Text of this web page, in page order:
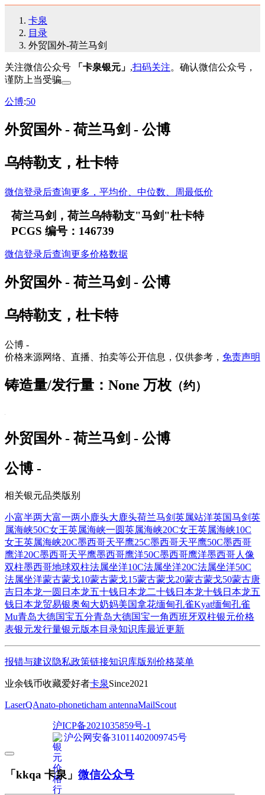
卡泉
目录
外贸国外-荷兰马剑
关注微信公众号 「卡泉银元」 ,扫码关注。确认微信公众号，
谨防上当受骗
公博:50
外贸国外 - 荷兰马剑 - 公博
乌特勒支，杜卡特
微信登录后查询更多，平均价、中位数、周最低价
荷兰马剑，荷兰乌特勒支"马剑"杜卡特
PCGS 编号：146739
微信登录后查询更多价格数据
外贸国外 - 荷兰马剑 - 公博
乌特勒支，杜卡特
公博 -
价格来源网络、直播、拍卖等公开信息，仅供参考， 免责声明
铸造量/发行量：None 万枚 （约）
外贸国外 - 荷兰马剑 - 公博
公博 -
相关银元品类版别
小富半两大富一两小鹿头大鹿头荷兰马剑英属站洋英国马剑英
属海峡50C女王英属海峡一圆英属海峡20C女王英属海峡10C
女王英属海峡20C墨西哥天平鹰25C墨西哥天平鹰50C墨西哥
鹰洋20C墨西哥天平鹰墨西哥鹰洋50C墨西哥鹰洋墨西哥人像
双柱墨西哥地球双柱法属坐洋10C法属坐洋20C法属坐洋50C
法属坐洋蒙古蒙戈10蒙古蒙戈15蒙古蒙戈20蒙古蒙戈50蒙古唐
吉日本龙一圆 日本龙五十钱日本龙二十钱日本龙十钱日本龙五
钱日本龙贸易银奥匈大奶妈美国拿花缅甸孔雀Kyat缅甸孔雀
Mu青岛大德国宝五分青岛大德国宝一角西班牙双柱银元价格
表银元发行量银元版本目录知识库最近更新
报错与建议隐私政策链接知识库版别 价格菜单
业余钱币收藏爱好者卡泉Since2021
LaserQAnato-phoneticham antennaMailScout
沪ICP备2021035859号-1
沪公网安备31011402009745号
「kkqa 卡泉」 微信公众号